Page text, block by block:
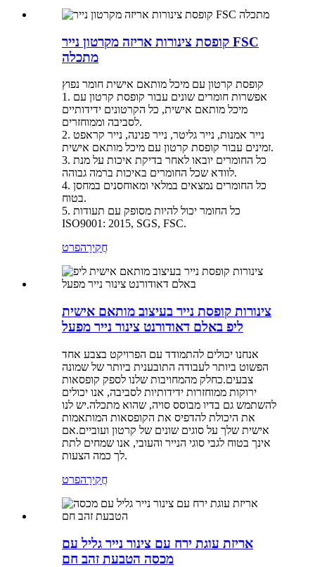
קופסת צינורות אריזה מקרטון נייר FSC
מתכלה
קופסת קרטון עם מיכל מותאם אישית חומר נפוץ
1. אפשרות חומרים שונים עבור קופסת קרטון עם
מיכל מותאם אישית, כל הקרטונים ידידותיים
לסביבה וממוחזרים.
2. נייר אמנות, נייר גליטר, נייר פנינה, נייר קראפט
זמינים עבור קופסת קרטון עם מיכל מותאם אישית.
3. כל החומרים יובאו לאחר בדיקת איכות על מנת
לוודא שכל החומרים באיכות ברמה גבוהה.
4. כל החומרים נמצאים במלאי ומאוחסנים במחסן
בטוח.
5. כל החומר יכול להיות מסופק עם תעודות
ISO9001: 2015, SGS, FSC.
חֲקִירָהפרט
צינורות קופסת נייר בעיצוב מותאם אישית
ליפ באלם דאודורנט צינור נייר מפעל
אנחנו יכולים להתמודד עם הפרויקט בצבע אחד
הפשוט ביותר לעבודה התובענית ביותר של שמונה
צבעים.כחלק מהמחויבות שלנו לספק קופסאות
ירוקות ממוחזרות ידידותיות לסביבה, אנו יכולים
להשתמש גם בדיו מבוסס סויה, שהוא מתכלה.יש לנו
את היכולת להדפיס את הקופסאות המותאמות
אישית שלך על סוגים שונים של קרטון ועוביים.אם
אינך בטוח לגבי סוגי הנייר והעובי, אנו שמחים לתת
לך כמה הצעות.
חֲקִירָהפרט
אריזת עוגת ירח עם צינור נייר גליל עם
מכסה הטבעת זהב חם